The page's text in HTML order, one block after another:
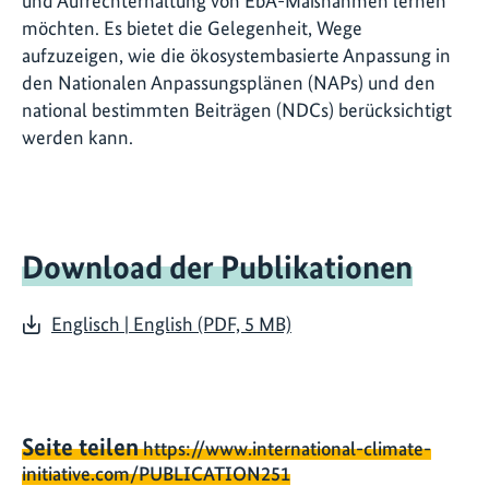
möchten. Es bietet die Gelegenheit, Wege
aufzuzeigen, wie die ökosystembasierte Anpassung in
den Nationalen Anpassungsplänen (NAPs) und den
national bestimmten Beiträgen (NDCs) berücksichtigt
werden kann.
Download der Publikationen
Englisch | English (PDF, 5 MB)
Seite teilenhttps://www.international-climate-
initiative.com/PUBLICATION251